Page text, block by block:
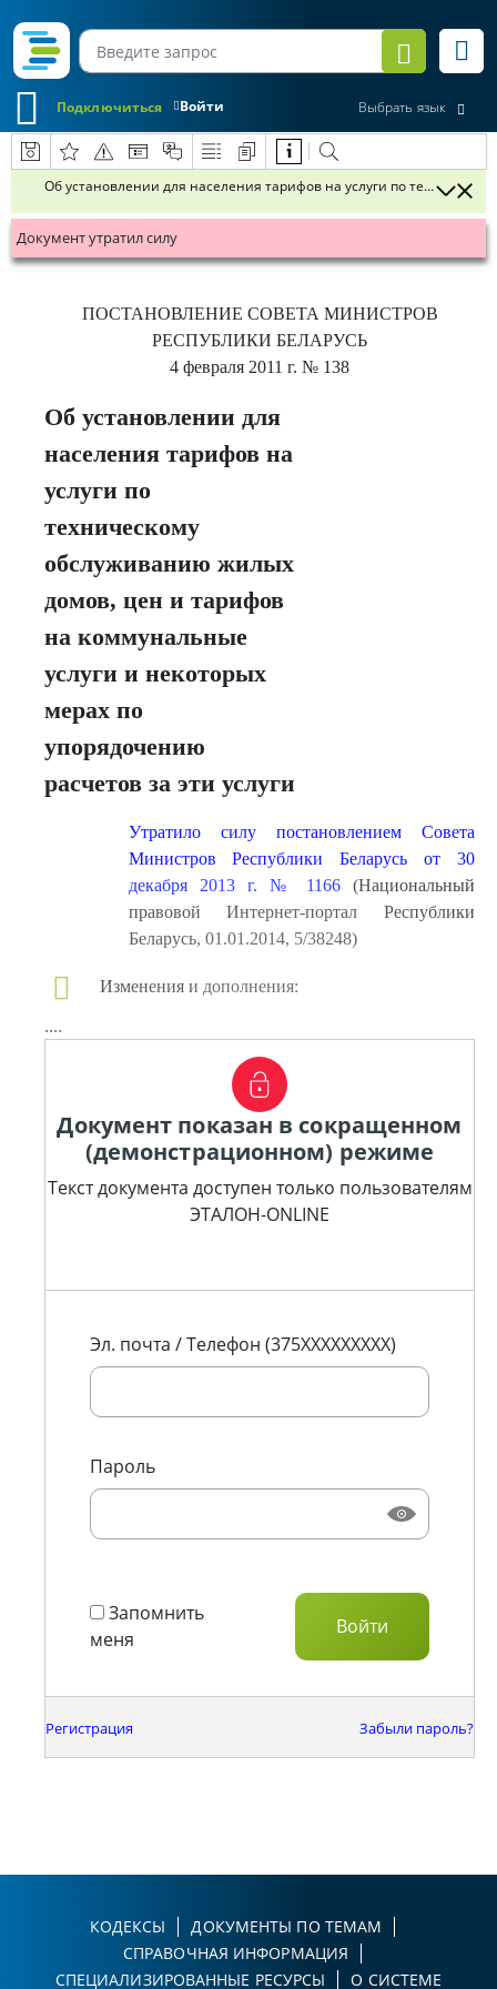
Войти
Подключиться Выбрать язык
Об установлении для населения тарифов на услуги по
Документ утратил силу
ПОСТАНОВЛЕНИЕ СОВЕТА МИНИСТРОВ
РЕСПУБЛИКИ БЕЛАРУСЬ
4 февраля 2011 г. № 138
Об установлении для
населения тарифов на
услуги по
техническому
обслуживанию жилых
домов, цен и тарифов
на коммунальные
услуги и некоторых
мерах по
упорядочению
расчетов за эти услуги
Утратило силу постановлением Совета
Министров Республики Беларусь от 30
декабря 2013 г. № 1166(Национальный
правовой Интернет-портал Республики
Беларусь, 01.01.2014, 5/38248)
Изменения и дополнения:
....
Документ показан в сокращенном
(демонстрационном) режиме
Текст документа доступен только пользователям
ЭТАЛОН-ONLINE
Эл. почта / Телефон (375XXXXXXXXX)
Пароль
Запомнить
меня
Регистрация Забыли пароль?
КОДЕКСЫ
ДОКУМЕНТЫ ПО ТЕМАМ
СПРАВОЧНАЯ ИНФОРМАЦИЯ
СПЕЦИАЛИЗИРОВАННЫЕ РЕСУРСЫ
О СИСТЕМЕ